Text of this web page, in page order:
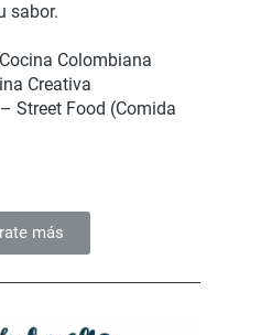
sabor.
Colombiana
Creativa
Street Food (Comida
más